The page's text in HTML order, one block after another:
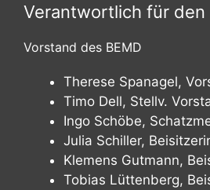
Verantwortlich für den
Vorstand des BEMD
Therese Spanagel,
Timo Dell, Stellv.
Ingo Schöbe,
Julia Schiller,
Klemens Gutmann,
Tobias Lüttenberg,